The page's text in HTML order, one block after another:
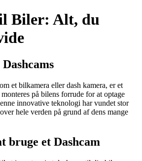
Biler: Alt, du
et bilkamera eller dash kamera, er et
på bilens forrude for at optage
innovative teknologi har vundet stor
hele verden på grund af dens mange
bruge et Dashcam